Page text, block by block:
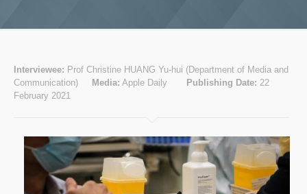
Interviewee: Prof Christine HUANG Yu-hui (Department of Media and
Communication)
Media: Apple Daily Publishing Date: 22
February 2021